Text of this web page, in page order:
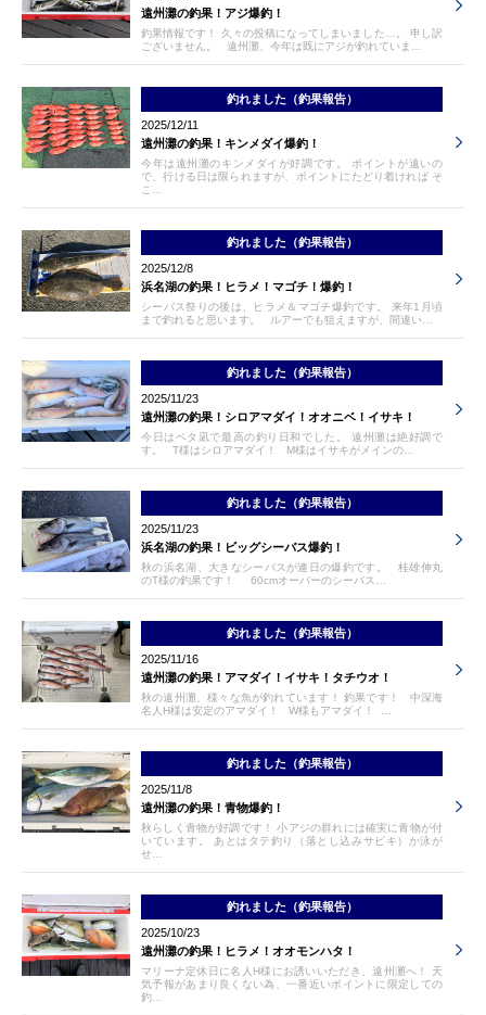
遠州灘の釣果！アジ爆釣！
釣果情報です！ 久々の投稿になってしまいました…。 申し訳
ございません。 遠州灘、今年は既にアジが釣れていま…
釣れました（釣果報告）
2025/12/11
遠州灘の釣果！キンメダイ爆釣！
今年は遠州灘のキンメダイが好調です。 ポイントが遠いの
で、行ける日は限られますが、ポイントにたどり着ければ そ
こ…
釣れました（釣果報告）
2025/12/8
浜名湖の釣果！ヒラメ！マゴチ！爆釣！
シーバス祭りの後は、ヒラメ＆マゴチ爆釣です。 来年1月頃
まで釣れると思います。 ルアーでも狙えますが、間違い…
釣れました（釣果報告）
2025/11/23
遠州灘の釣果！シロアマダイ！オオニベ！イサキ！
今日はベタ凪で最高の釣り日和でした。 遠州灘は絶好調で
す。 T様はシロアマダイ！ M様はイサキがメインの…
釣れました（釣果報告）
2025/11/23
浜名湖の釣果！ビッグシーバス爆釣！
秋の浜名湖、大きなシーバスが連日の爆釣です。 桂雄伸丸
のT様の釣果です！ 60cmオーバーのシーバス…
釣れました（釣果報告）
2025/11/16
遠州灘の釣果！アマダイ！イサキ！タチウオ！
秋の遠州灘、様々な魚が釣れています！ 釣果です！ 中深海
名人H様は安定のアマダイ！ W様もアマダイ！ …
釣れました（釣果報告）
2025/11/8
遠州灘の釣果！青物爆釣！
秋らしく青物が好調です！ 小アジの群れには確実に青物が付
いています。 あとはタテ釣り（落とし込みサビキ）か泳が
せ…
釣れました（釣果報告）
2025/10/23
遠州灘の釣果！ヒラメ！オオモンハタ！
マリーナ定休日に名人H様にお誘いいただき、遠州灘へ！ 天
気予報があまり良くない為、一番近いポイントに限定しての
釣…